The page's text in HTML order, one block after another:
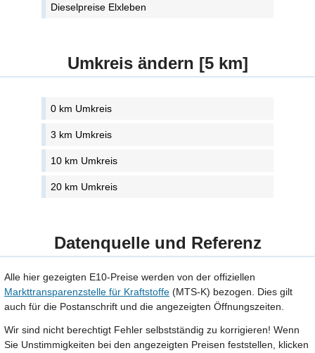
Dieselpreise Elxleben
Umkreis ändern [5 km]
0 km Umkreis
3 km Umkreis
10 km Umkreis
20 km Umkreis
Datenquelle und Referenz
Alle hier gezeigten E10-Preise werden von der offiziellen
Markttransparenzstelle für Kraftstoffe (MTS-K) bezogen. Dies gilt
auch für die Postanschrift und die angezeigten Öffnungszeiten.
Wir sind nicht berechtigt Fehler selbstständig zu korrigieren! Wenn
Sie Unstimmigkeiten bei den angezeigten Preisen feststellen, klicken